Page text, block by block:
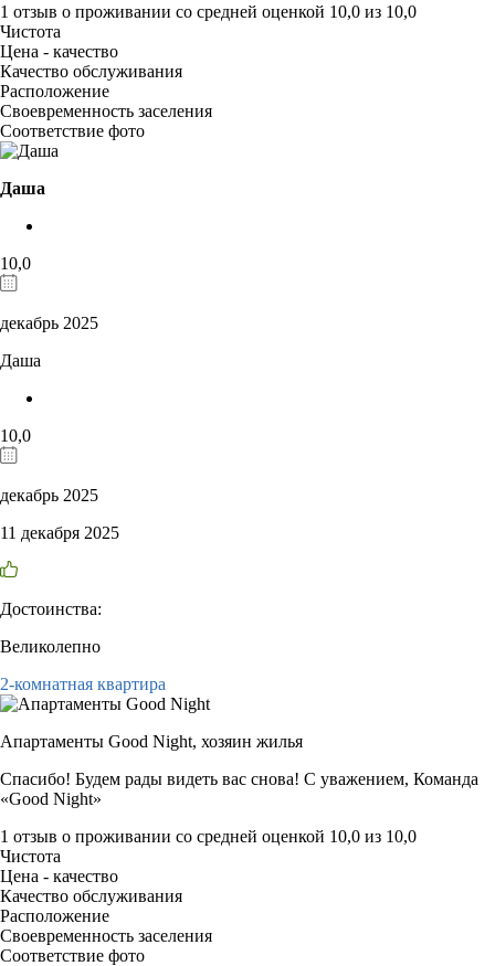
1 отзыв о проживании со средней оценкой 10,0 из 10,0
Чистота
Цена - качество
Качество обслуживания
Расположение
Своевременность заселения
Соответствие фото
Даша
10,0
декабрь 2025
Даша
10,0
декабрь 2025
11 декабря 2025
Достоинства:
Великолепно
2-комнатная квартира
Апартаменты Good Night, хозяин жилья
Спасибо! Будем рады видеть вас снова! С уважением, Команда
«Good Night»
1 отзыв о проживании со средней оценкой 10,0 из 10,0
Чистота
Цена - качество
Качество обслуживания
Расположение
Своевременность заселения
Соответствие фото